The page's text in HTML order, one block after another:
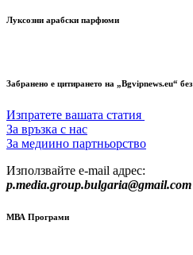
Луксозни арабски парфюми
Забранено е цитирането на „Bgvipnews.eu“
Изпратете вашата статия
За връзка с нас
За медиино партньорство
Използвайте e-mail адрес:
p.media.group.bulgaria@gmail.com
МВА Програми